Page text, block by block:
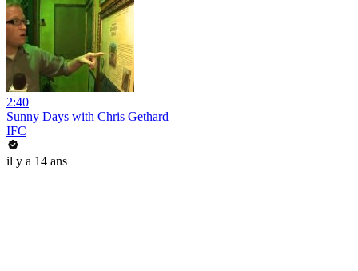
2:40
Sunny Days with Chris Gethard
IFC
il y a 14 ans